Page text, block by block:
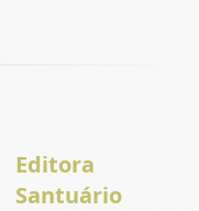
Editora
Santuário